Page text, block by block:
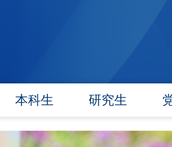
本科生
信息公告
研究生
信息公告